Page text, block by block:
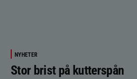
NYHETER
Stor brist på kutterspån